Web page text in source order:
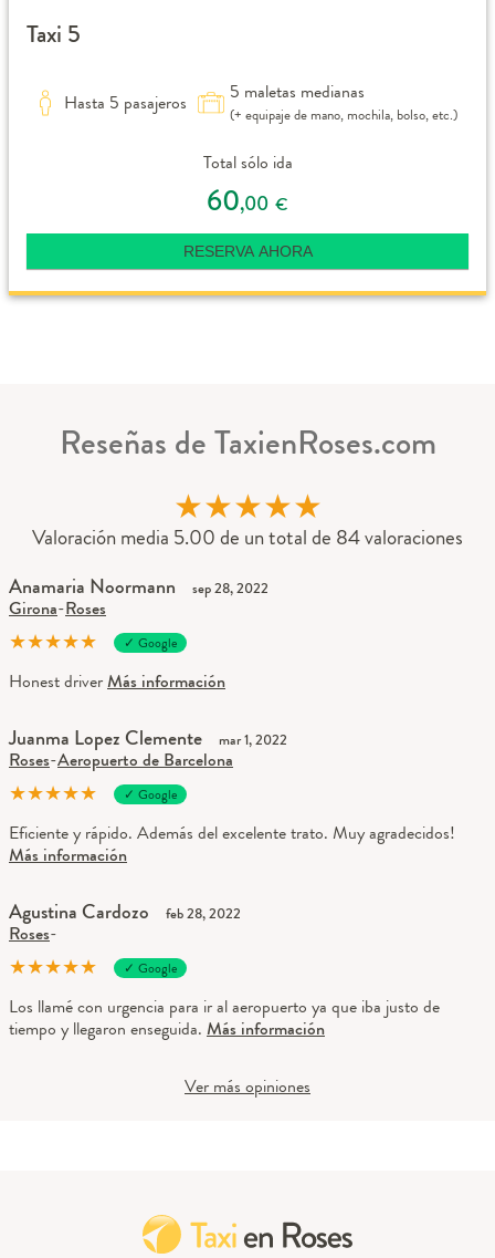
Taxi 5
Hasta 5 pasajeros 5 maletas medianas
(+ equipaje de mano, mochila, bolso, etc.)
Total sólo ida
60,00 €
RESERVA AHORA
Reseñas de TaxienRoses.com
★★★★★
Valoración media 5.00 de un total de 84 valoraciones
Anamaria Noormann sep 28, 2022
Girona-Roses
★★★★★ ✓ Google
Honest driverMás información
Juanma Lopez Clemente mar 1, 2022
Roses-Aeropuerto de Barcelona
★★★★★ ✓ Google
Eficiente y rápido. Además del excelente trato. Muy agradecidos!
Más información
Agustina Cardozo feb 28, 2022
Roses-
★★★★★ ✓ Google
Los llamé con urgencia para ir al aeropuerto ya que iba justo de
tiempo y llegaron enseguida. Más información
Ver más opiniones